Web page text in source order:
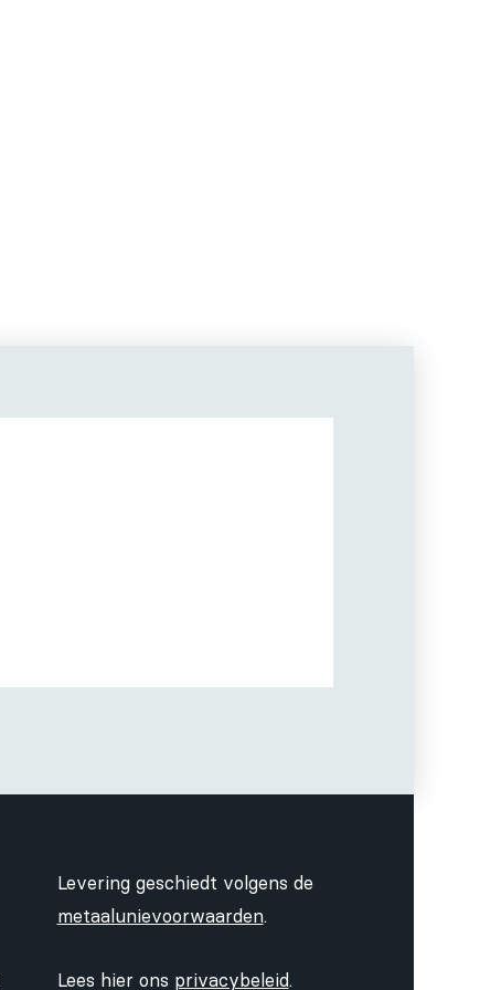
Levering geschiedt volgens de
metaalunievoorwaarden.
Lees hier ons privacybeleid.